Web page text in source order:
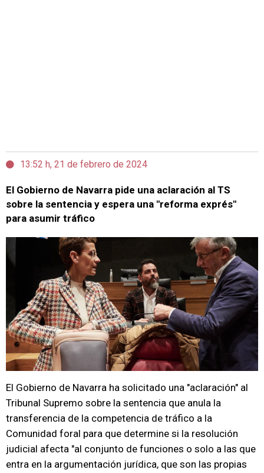
13:52 h, 21 de febrero de 2024
El Gobierno de Navarra pide una aclaración al TS
sobre la sentencia y espera una "reforma exprés"
para asumir tráfico
El Gobierno de Navarra ha solicitado una "aclaración" al
Tribunal Supremo sobre la sentencia que anula la
transferencia de la competencia de tráfico a la
Comunidad foral para que determine si la resolución
judicial afecta "al conjunto de funciones o solo a las que
entra en la argumentación jurídica, que son las propias